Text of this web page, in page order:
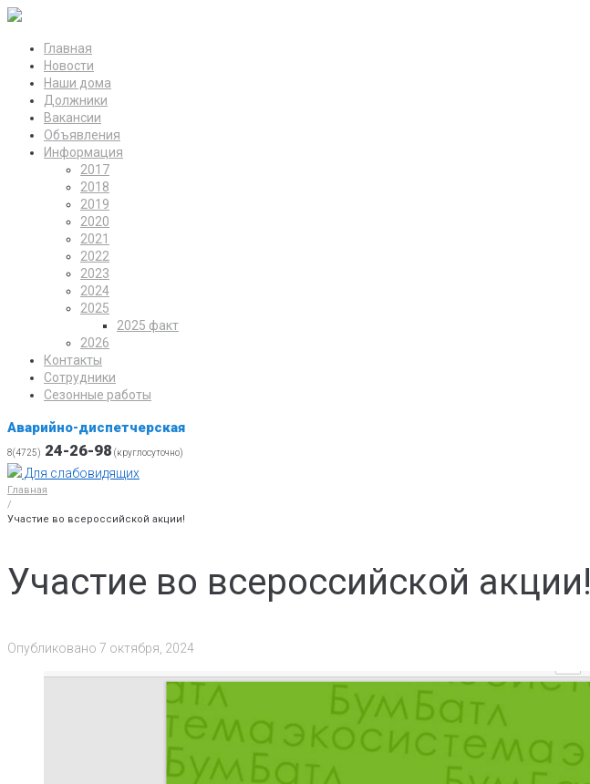
Главная
Новости
Наши дома
Должники
Вакансии
Объявления
Информация
2017
2018
2019
2020
2021
2022
2023
2024
2025
2025 факт
2026
Контакты
Сотрудники
Сезонные работы
Аварийно-диспетчерская
8(4725) 24-26-98 (круглосуточно)
Для слабовидящих
Главная
/
Участие во всероссийской акции!
Участие во всероссийской акции!
Опубликовано 7 октября, 2024